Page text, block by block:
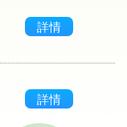
詳情
詳情